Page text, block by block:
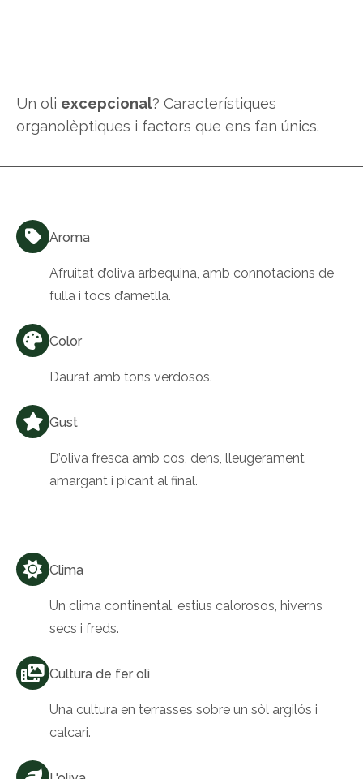
Un oli excepcional? Característiques
organolèptiques i factors que ens fan únics.
Aroma
Afruitat d’oliva arbequina, amb connotacions de
fulla i tocs d’ametlla.
Color
Daurat amb tons verdosos.
Gust
D’oliva fresca amb cos, dens, lleugerament
amargant i picant al final.
Clima
Un clima continental, estius calorosos, hiverns
secs i freds.
Cultura de fer oli
Una cultura en terrasses sobre un sòl argilós i
calcari.